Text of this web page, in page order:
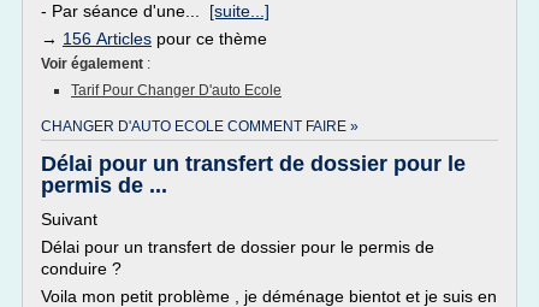
- Par séance d'une... [suite...]
→ 156 Articles pour ce thème
Voir également :
Tarif Pour Changer D'auto Ecole
CHANGER D'AUTO ECOLE COMMENT FAIRE »
Délai pour un transfert de dossier pour le
permis de ...
Suivant
Délai pour un transfert de dossier pour le permis de
conduire ?
Voila mon petit problème , je déménage bientot et je suis en